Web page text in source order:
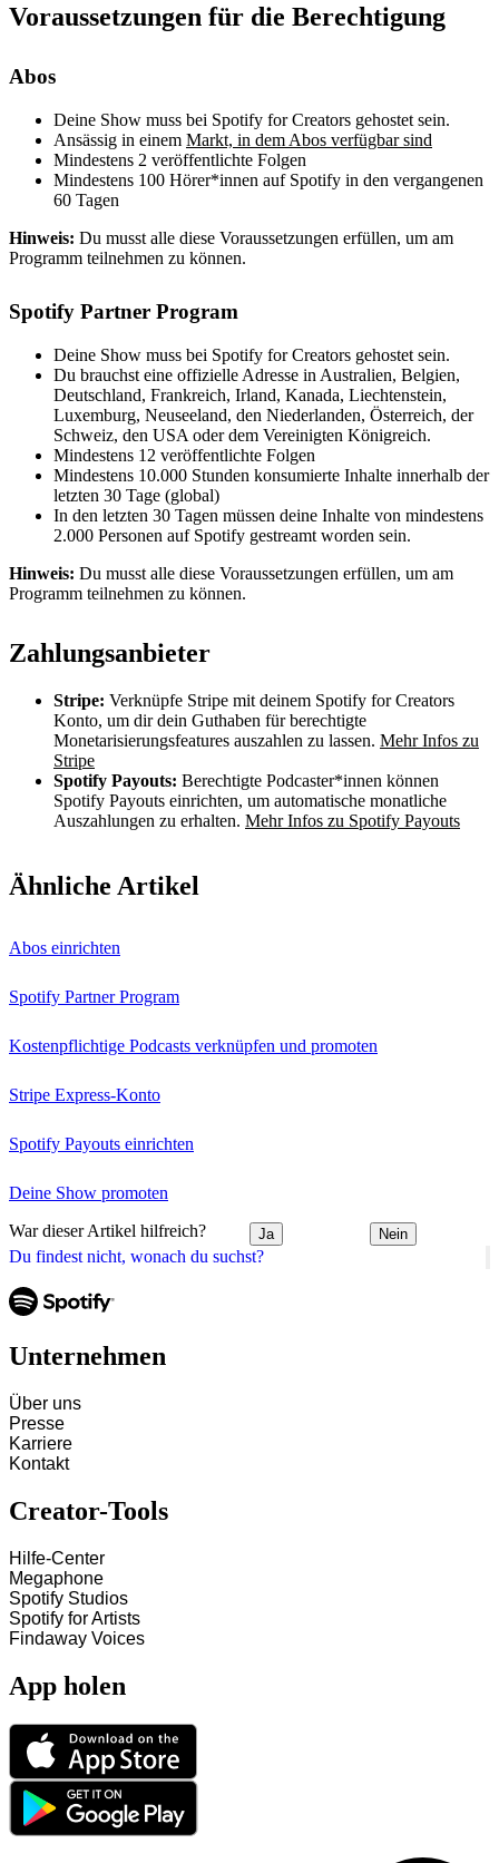
Du findest nicht, wonach du suchst?
Voraussetzungen für die Berechtigung
Abos
Deine Show muss bei Spotify for Creators gehostet sein.
Ansässig in einem Markt, in dem Abos verfügbar sind
Mindestens 2 veröffentlichte Folgen
Mindestens 100 Hörer*innen auf Spotify in den vergangenen
60 Tagen
Hinweis: Du musst alle diese Voraussetzungen erfüllen, um am
Programm teilnehmen zu können.
Spotify Partner Program
Deine Show muss bei Spotify for Creators gehostet sein.
Du brauchst eine offizielle Adresse in Australien, Belgien,
Deutschland, Frankreich, Irland, Kanada, Liechtenstein,
Luxemburg, Neuseeland, den Niederlanden, Österreich, der
Schweiz, den USA oder dem Vereinigten Königreich.
Mindestens 12 veröffentlichte Folgen
Mindestens 10.000 Stunden konsumierte Inhalte innerhalb der
letzten 30 Tage (global)
In den letzten 30 Tagen müssen deine Inhalte von mindestens
2.000 Personen auf Spotify gestreamt worden sein.
Hinweis: Du musst alle diese Voraussetzungen erfüllen, um am
Programm teilnehmen zu können.
Zahlungsanbieter
Stripe: Verknüpfe Stripe mit deinem Spotify for Creators
Konto, um dir dein Guthaben für berechtigte
Monetarisierungsfeatures auszahlen zu lassen. Mehr Infos zu
Stripe
Spotify Payouts: Berechtigte Podcaster*innen können
Spotify Payouts einrichten, um automatische monatliche
Auszahlungen zu erhalten. Mehr Infos zu Spotify Payouts
Ähnliche Artikel
Abos einrichten
Spotify Partner Program
Kostenpflichtige Podcasts verknüpfen und promoten
Stripe Express-Konto
Spotify Payouts einrichten
Deine Show promoten
War dieser Artikel hilfreich? Ja Nein
Unternehmen
Über uns
Presse
Karriere
Kontakt
Creator-Tools
Hilfe-Center
Megaphone
Spotify Studios
Spotify for Artists
Findaway Voices
App holen